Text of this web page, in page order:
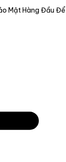
Mật Hàng Đầu Để